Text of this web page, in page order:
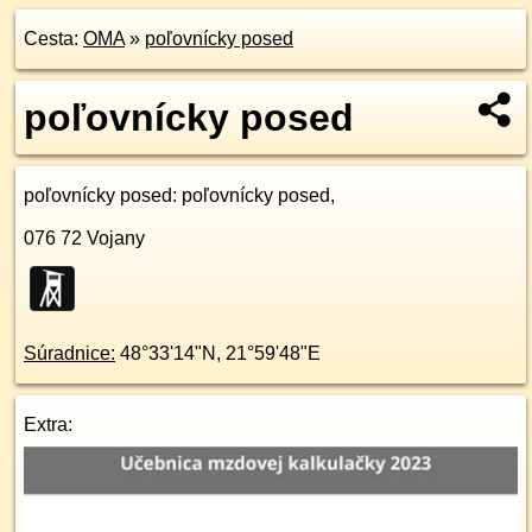
Cesta: OMA» poľovnícky posed
poľovnícky posed
poľovnícky posed: poľovnícky posed,
076 72 Vojany
Súradnice: 48°33'14"N , 21°59'48"E
Extra: